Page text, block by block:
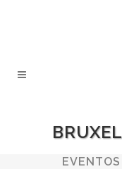
ALL
EVENTOS